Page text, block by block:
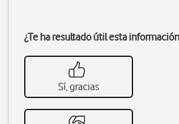
¿Te ha resultado útil esta
Sí, gracias